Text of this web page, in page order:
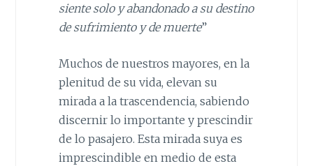
siente solo y abandonado a su destino
de sufrimiento y de muerte”
Muchos de nuestros mayores, en la
plenitud de su vida, elevan su
mirada a la trascendencia, sabiendo
discernir lo importante y prescindir
de lo pasajero. Esta mirada suya es
imprescindible en medio de esta